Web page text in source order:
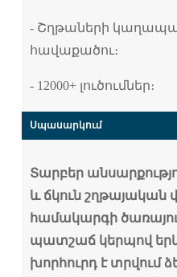
- Շղթաների
հավաքածու։
- 12000+ լուծումներ։
Սպասարկում
Տարբեր
և ճկուն շղթայական
համակարգի
պատշաճ կերպով
խորհուրդ է տրվում